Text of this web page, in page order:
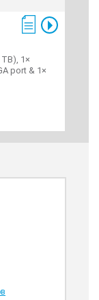
1×
port & 1×